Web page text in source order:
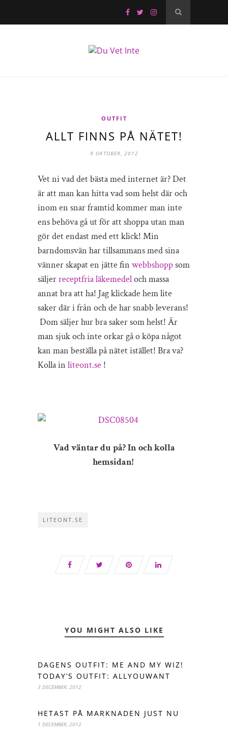
OUTFIT
ALLT FINNS PÅ NÄTET!
9 OKTOBER, 2012
Vet ni vad det bästa med internet är? Det
är att man kan hitta vad som helst där och
inom en snar framtid kommer man inte
ens behöva gå ut för att shoppa utan man
gör det endast med ett klick! Min
barndomsvän har tillsammans med sina
vänner skapat en jätte fin webbshoppsom
säljerreceptfria läkemedeloch massa
annat bra att ha! Jag klickade hem lite
saker där i från och de har snabb leverans!
Dom säljer hur bra saker som helst! Är
man sjuk och inte orkar gå o köpa något
kan man beställa på nätet istället! Bra va?
Kolla in liteont.se !
Vad väntar du på? In och kolla
hemsidan!
LITEONT.SE
YOU MIGHT ALSO LIKE
DAGENS OUTFIT: ME AND MY WIZ!
TODAY’S OUTFIT: ALLYOUWANT
3 DECEMBER, 2012
HETAST PÅ MARKNADEN JUST NU
1 DECEMBER, 2012